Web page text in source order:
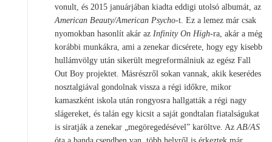
vonult, és 2015 januárjában kiadta eddigi utolsó albumát, az
American Beauty/American Psycho-t. Ez a lemez már csak
nyomokban hasonlít akár az Infinity On High-ra, akár a még
korábbi munkákra, ami a zenekar dicsérete, hogy egy kisebb
hullámvölgy után sikerült megreformálniuk az egész Fall
Out Boy projektet. Másrészről sokan vannak, akik keserédes
nosztalgiával gondolnak vissza a régi időkre, mikor
kamaszként iskola után rongyosra hallgatták a régi nagy
slágereket, és talán egy kicsit a saját gondtalan fiatalságukat
is siratják a zenekar „megöregedésével” karöltve. Az AB/AS